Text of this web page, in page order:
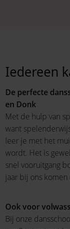
Iedereen
De perfecte
en Donk
Met de hulp van
want
leer je met het
wordt. Het is
snel vooruitgang
jaar bij ons komen
Ook voor
Bij onze